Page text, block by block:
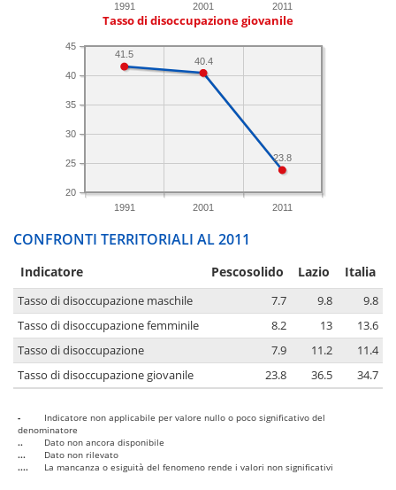
1991 2001 2011
Tasso di disoccupazione giovanile
1991 2001 2011
20
25
30
35
40
45
23.8
40.4
41.5
CONFRONTI TERRITORIALI AL 2011
Indicatore Pescosolido Lazio Italia
Tasso di disoccupazione maschile 7.7 9.8
9.8
Tasso di disoccupazione femminile
8.2 13
13.6
Tasso di disoccupazione
7.9 11.2
11.4
Tasso di disoccupazione giovanile
23.8 36.5 34.7
-
Indicatore non applicabile per valore nullo o poco significativo del
denominatore
..
Dato non ancora disponibile
...
Dato non rilevato
....
La mancanza o esiguità del fenomeno rende i valori non significativi